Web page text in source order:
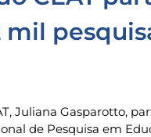
mil
Juliana Gasparotto,
de Pesquisa em